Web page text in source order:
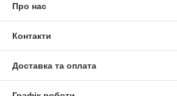
Про нас
Контакти
Доставка та оплата